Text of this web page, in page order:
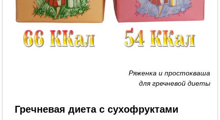
Ряженка и простокваша
для гречневой диеты
Гречневая диета с сухофруктами